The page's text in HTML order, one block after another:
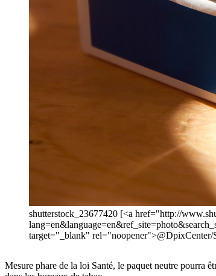
shutterstock_23677420 [<a href="http://
target="_blank" rel="noopener">@DpixCenter/
Mesure phare de la loi Santé, le paquet neutre pourra